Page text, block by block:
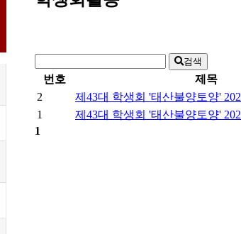
검색
번호 제목
2
제43대 학생회 '태산불양토양'
1
제43대 학생회 '태산불양토양'
1